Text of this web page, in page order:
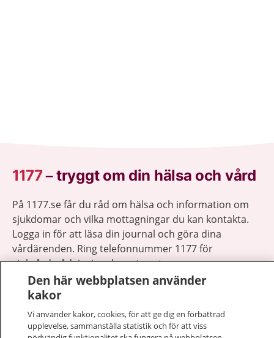
1177–tryggt om din hälsa och vård
På 1177.se får du råd om hälsa och information om
sjukdomar och vilka mottagningar du kan kontakta.
Logga in för att läsa din journal och göra dina
vårdärenden. Ring telefonnummer 1177 för
sjukvårdsrådgivning dygnet runt.
1177 ger dig råd när du vill må bättre.
Den här webbplatsen använder
kakor
Vi använder kakor, cookies, för att ge dig en förbättrad
upplevelse, sammanställa statistik och för att viss